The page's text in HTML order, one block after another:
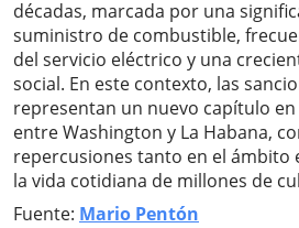
décadas, marcada por una
suministro de combustible,
del servicio eléctrico y una
social. En este contexto, las
representan un nuevo capítulo
entre Washington y La Habana,
repercusiones tanto en el ámbito
la vida cotidiana de millones de
Fuente: Mario Pentón